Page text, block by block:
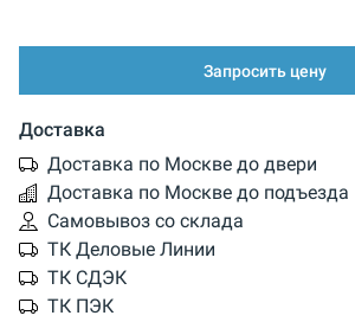
Запросить цену
Доставка
Доставка по Москве до двери
Доставка по Москве до подъезда
Самовывоз со склада
ТК Деловые Линии
ТК СДЭК
ТК ПЭК